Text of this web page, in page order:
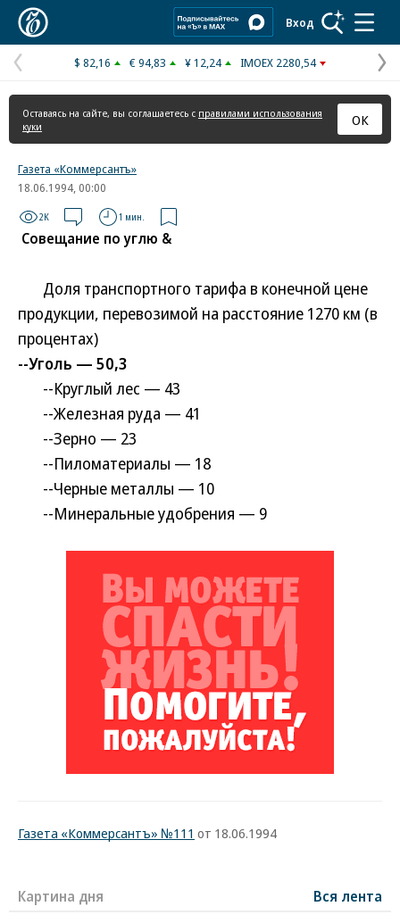
Вход
Предыдущая
страница
$ 82,16 € 94,83 ¥ 12,24 IMOEX 2280,54
Оставаясь на сайте, вы соглашаетесь с правилами использования
куки
ОК
Газета «Коммерсантъ»
18.06.1994, 00:00
2K 1 мин.
Совещание по углю &
Доля транспортного тарифа в конечной цене
продукции, перевозимой на расстояние 1270 км (в
процентах)
--Уголь — 50,3
--Круглый лес — 43
--Железная руда — 41
--Зерно — 23
--Пиломатериалы — 18
--Черные металлы — 10
--Минеральные удобрения — 9
Газета «Коммерсантъ» №111 от 18.06.1994
Картина дня Вся лента